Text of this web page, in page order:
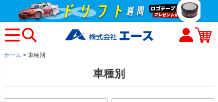
ホーム 車種別
車種別